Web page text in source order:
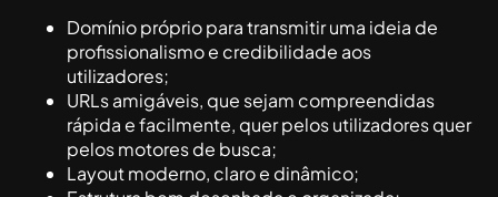
Domínio próprio para transmitir uma ideia de
profissionalismo e credibilidade aos
utilizadores;
URLs amigáveis, que sejam compreendidas
rápida e facilmente, quer pelos utilizadores quer
pelos motores de busca;
Layout moderno, claro e dinâmico;